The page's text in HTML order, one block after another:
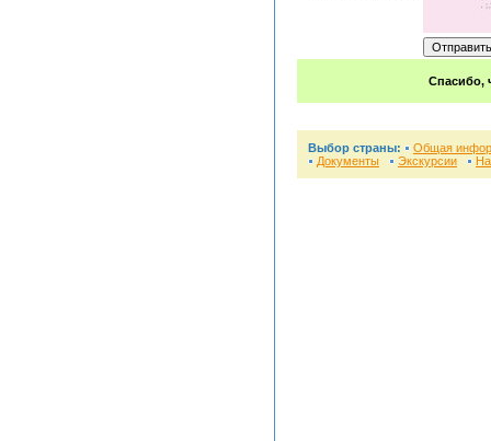
Спасибо,
Выбор страны:
Общая
Документы
Экскурсии